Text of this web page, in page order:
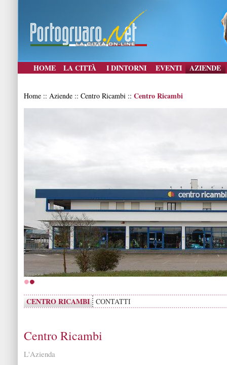
HOME LA CITTÀ I DINTORNI EVENTI AZIENDE
Home :: Aziende :: Centro Ricambi :: Centro Ricambi
CENTRO RICAMBI CONTATTI
Centro Ricambi
L'Azienda